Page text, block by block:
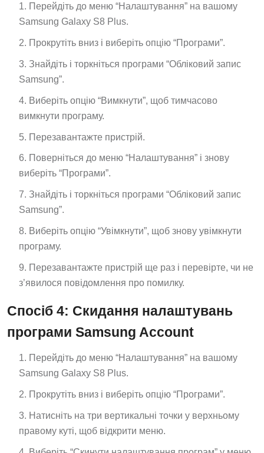
Перейдіть до меню “Налаштування” на вашому
Samsung Galaxy S8 Plus.
Прокрутіть вниз і виберіть опцію “Програми”.
Знайдіть і торкніться програми “Обліковий запис
Samsung”.
Виберіть опцію “Вимкнути”, щоб тимчасово
вимкнути програму.
Перезавантажте пристрій.
Поверніться до меню “Налаштування” і знову
виберіть “Програми”.
Знайдіть і торкніться програми “Обліковий запис
Samsung”.
Виберіть опцію “Увімкнути”, щоб знову увімкнути
програму.
Перезавантажте пристрій ще раз і перевірте, чи не
з’явилося повідомлення про помилку.
Спосіб 4: Скидання налаштувань
програми Samsung Account
Перейдіть до меню “Налаштування” на вашому
Samsung Galaxy S8 Plus.
Прокрутіть вниз і виберіть опцію “Програми”.
Натисніть на три вертикальні точки у верхньому
правому куті, щоб відкрити меню.